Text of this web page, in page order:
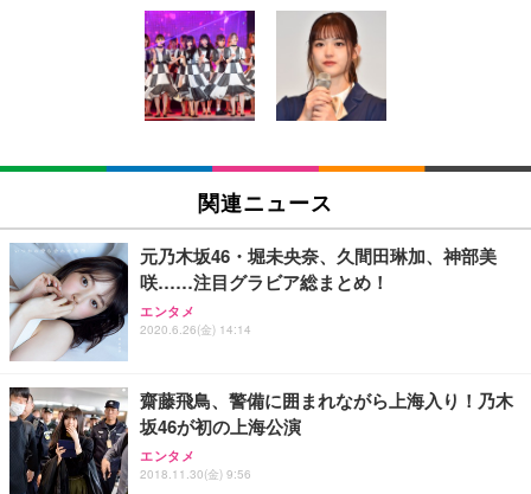
[EdoErgo] オフィスチェア 椅子 テレワーク 疲れな
い 跳ね上げ式アームレスト コンパクト 約105度ロッ
キング pc 事務椅子 360度回転 座面昇降 強化ナイロ
ン樹脂ベース 通気性メッシュ 在宅ワーク H-WY01
(黒網+黒枠+黒足)
￥5,699
SIHOO B100 オフィスチェア／デスクチェア メッシ
ュチェア 人間工学 疲れない ブラック
￥27,999
Sezlife オフィスチェア デスクチェア 疲れない テレ
ワーク チェア 強化バックレスト 30度ロッキング機
能 人間工学 椅子 腰サポート 90度跳ね上げ式アーム
ョン PCチェア 通気性メッシュ ゲーミング/勉強/事
務用 おしゃれ パソコンチェア (ブラック)
Sezlife オフィスチェア デスクチェア 疲れない テレ
ワーク チェア 強化バックレスト 30度ロッキング機
能 人間工学 椅子 腰サポート 90度跳ね上げ式アーム
EIZO ビジネス向けプレミアムモニター | FlexScan
EV3240X-WT | 31.5型4K UHD・USB Type-C・ホワ
イト
￥105,595
EIZO ビジネス向けプレミアムモニター | FlexScan
￥109,572
【純正品】27"ゲーミングモニター DualSense 充電
フック付き（CFI-ZDM1J）
【整備済み品】Dell E2724HS 27インチ 液晶モニタ
ー フルHD（1920×1080）VA 非光沢 HDMI/DisplayP
ort/VGA スピーカー内蔵 高さ調整 スイベル VESA対
Amazonベーシック ペットシーツ 薄型 レギュラー 1
回使い捨て 無香料 ホワイト 300枚
￥3,373
Amazonベーシック ペットシーツ 厚型 ワイド 42枚
x2袋(84枚) ホワイト(吸収面:ライトブルー)
￥3,234
ネオ・ルーライフ ネオ・オムツ L 中型犬用 26枚入
り 単品
Smart Basic(スマートベーシック) 【Amazon.co.jp
限定】 Smart Basic アイリスオーヤマ ペットシーツ
超厚型 お徳用 ワイド 100枚入 (x 1) (ケース販売)
関連ニュース
元乃木坂46・堀未央奈、久間田琳加、神部美
咲……注目グラビア総まとめ！
エンタメ
2020.6.26(金) 14:14
齋藤飛鳥、警備に囲まれながら上海入り！乃木
坂46が初の上海公演
エンタメ
2018.11.30(金) 9:56